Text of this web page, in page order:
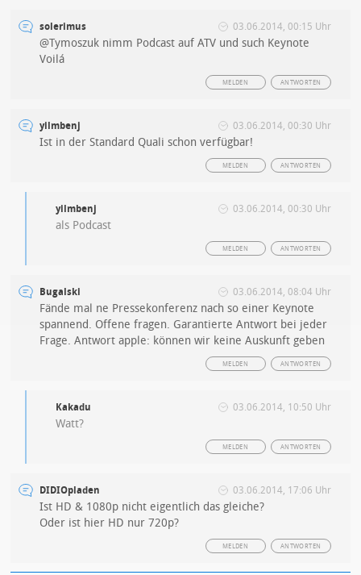
solerimus 03.06.2014, 00:15 Uhr
@Tymoszuk nimm Podcast auf ATV und such Keynote
Voilá
ANTWORTEN
MELDEN
yilmbenj 03.06.2014, 00:30 Uhr
Ist in der Standard Quali schon verfügbar!
ANTWORTEN
MELDEN
yilmbenj 03.06.2014, 00:30 Uhr
als Podcast
ANTWORTEN
MELDEN
Bugalski 03.06.2014, 08:04 Uhr
Fände mal ne Pressekonferenz nach so einer Keynote
spannend. Offene fragen. Garantierte Antwort bei jeder
Frage. Antwort apple: können wir keine Auskunft geben
ANTWORTEN
MELDEN
Kakadu 03.06.2014, 10:50 Uhr
Watt?
ANTWORTEN
MELDEN
DIDIOpladen 03.06.2014, 17:06 Uhr
Ist HD & 1080p nicht eigentlich das gleiche?
Oder ist hier HD nur 720p?
ANTWORTEN
MELDEN